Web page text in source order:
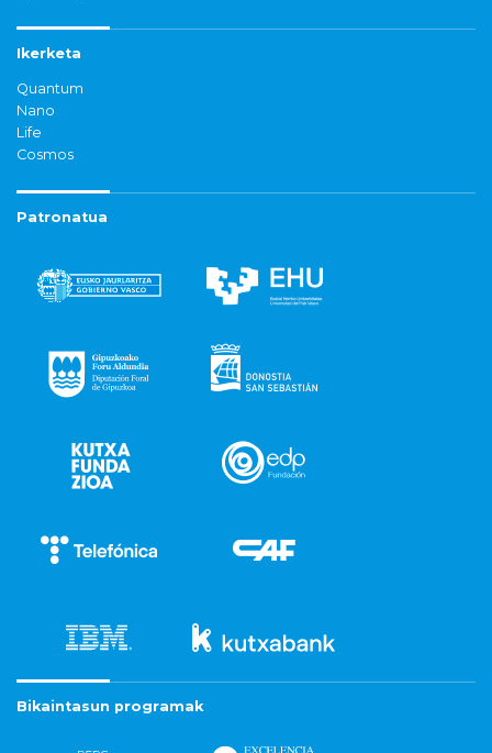
Ikerketa
Quantum
Nano
Life
Cosmos
Patronatua
Bikaintasun programak